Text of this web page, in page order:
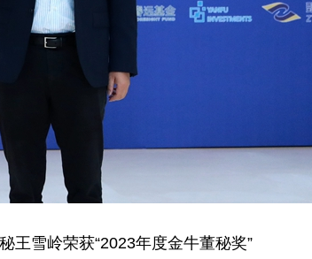
王雪岭荣获“2023年度金牛董秘奖”